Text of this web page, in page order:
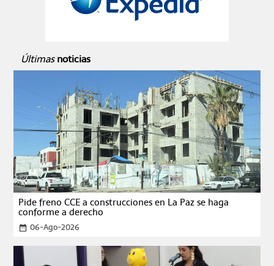
Últimas noticias
Pide freno CCE a construcciones en La Paz se haga
conforme a derecho
date_range 06-Ago-2026